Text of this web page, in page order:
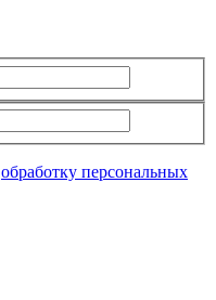
обработку персональных